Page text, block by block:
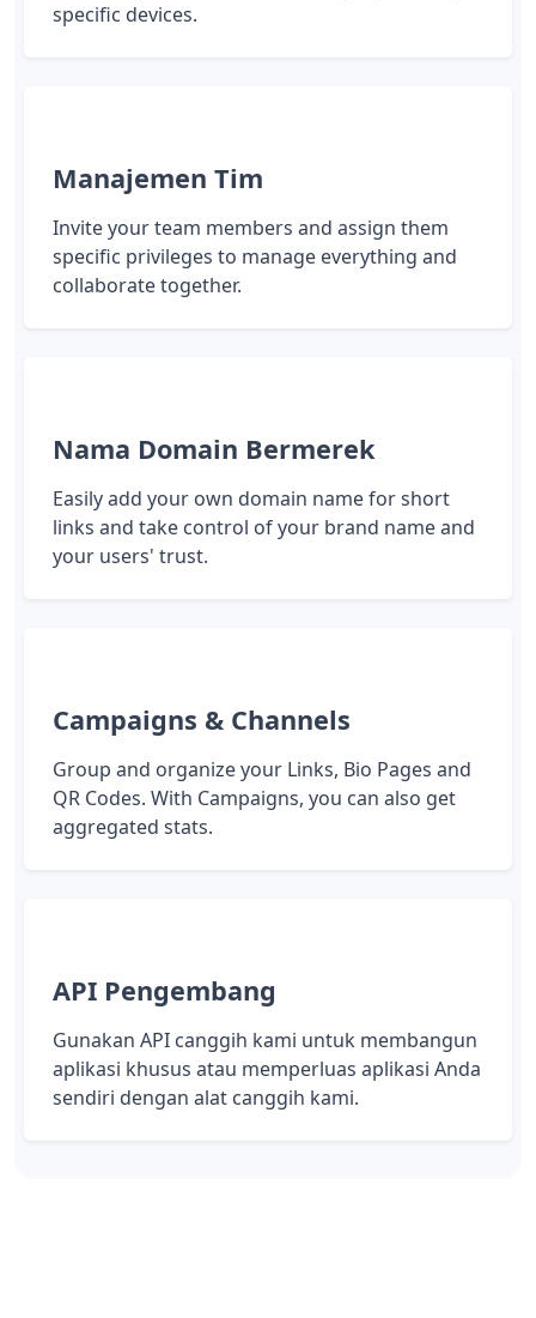
specific devices.
Manajemen Tim
Invite your team members and assign them
specific privileges to manage everything and
collaborate together.
Nama Domain Bermerek
Easily add your own domain name for short
links and take control of your brand name and
your users' trust.
Campaigns & Channels
Group and organize your Links, Bio Pages and
QR Codes. With Campaigns, you can also get
aggregated stats.
API Pengembang
Gunakan API canggih kami untuk membangun
aplikasi khusus atau memperluas aplikasi Anda
sendiri dengan alat canggih kami.